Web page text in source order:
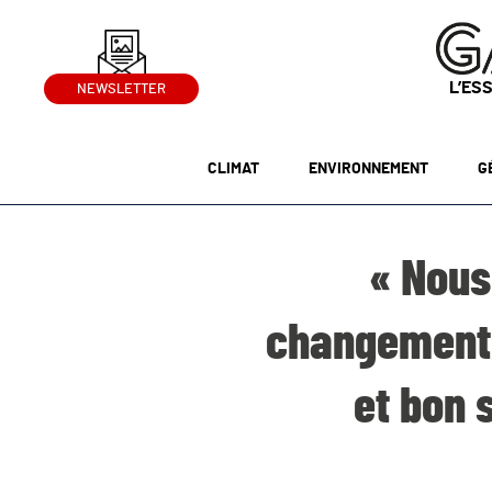
NEWSLETTER
CLIMAT ENVIRONNEMENT
«
et bon